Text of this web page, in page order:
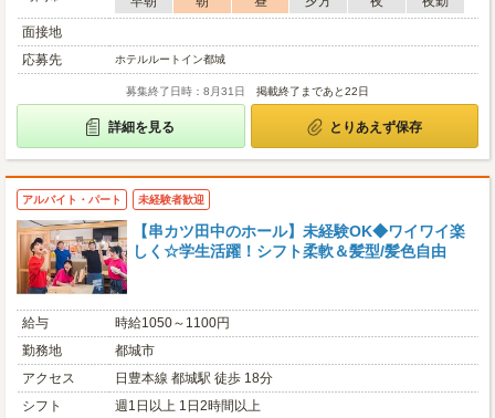
面接地
応募先
ホテルルートイン都城
募集終了日時：8月31日 掲載終了まであと22日
詳細を見る とりあえず保存
アルバイト・パート 未経験者歓迎
【串カツ田中のホール】未経験OK◆ワイワイ楽
しく☆学生活躍！シフト柔軟＆髪型/髪色自由
給与
時給1050～1100円
勤務地
都城市
アクセス
日豊本線 都城駅 徒歩 18分
シフト
週1日以上 1日2時間以上